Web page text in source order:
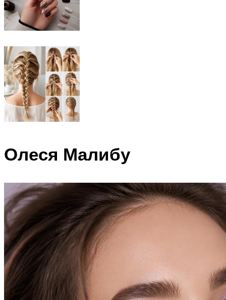
Олеся Малибу